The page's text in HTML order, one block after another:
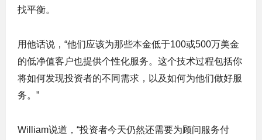
找平衡。
用他话说，“他们应该为那些本金低于100或500万美金
的低净值客户也提供个性化服务。这个技术过程包括你
将如何发现投资者的不同需求，以及如何为他们做好服
务。”
William说道，“投资者今天仍然还需要为顾问服务付